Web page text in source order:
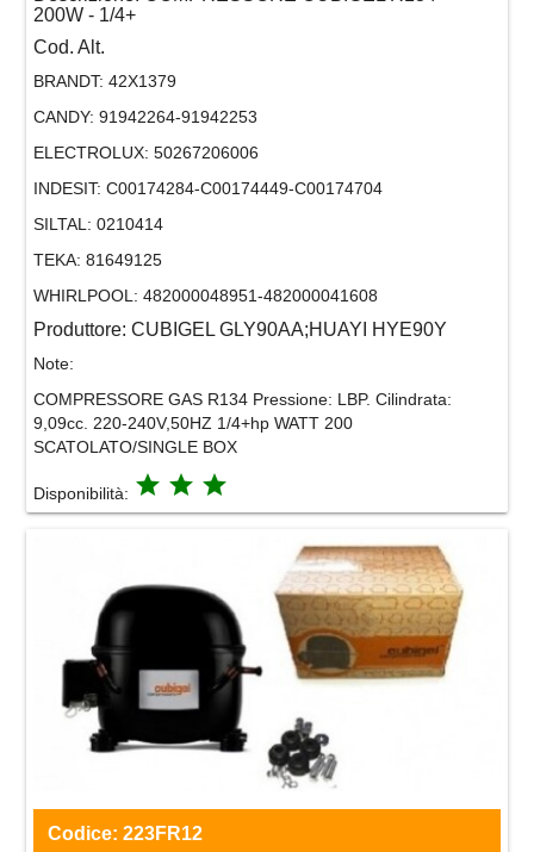
200W - 1/4+
Cod. Alt.
BRANDT: 42X1379
CANDY: 91942264-91942253
ELECTROLUX: 50267206006
INDESIT: C00174284-C00174449-C00174704
SILTAL: 0210414
TEKA: 81649125
WHIRLPOOL: 482000048951-482000041608
Produttore: CUBIGEL GLY90AA;HUAYI HYE90Y
Note:
COMPRESSORE GAS R134 Pressione: LBP. Cilindrata:
9,09cc. 220-240V,50HZ 1/4+hp WATT 200
SCATOLATO/SINGLE BOX
Disponibilità: grade grade grade
Codice: 223FR12